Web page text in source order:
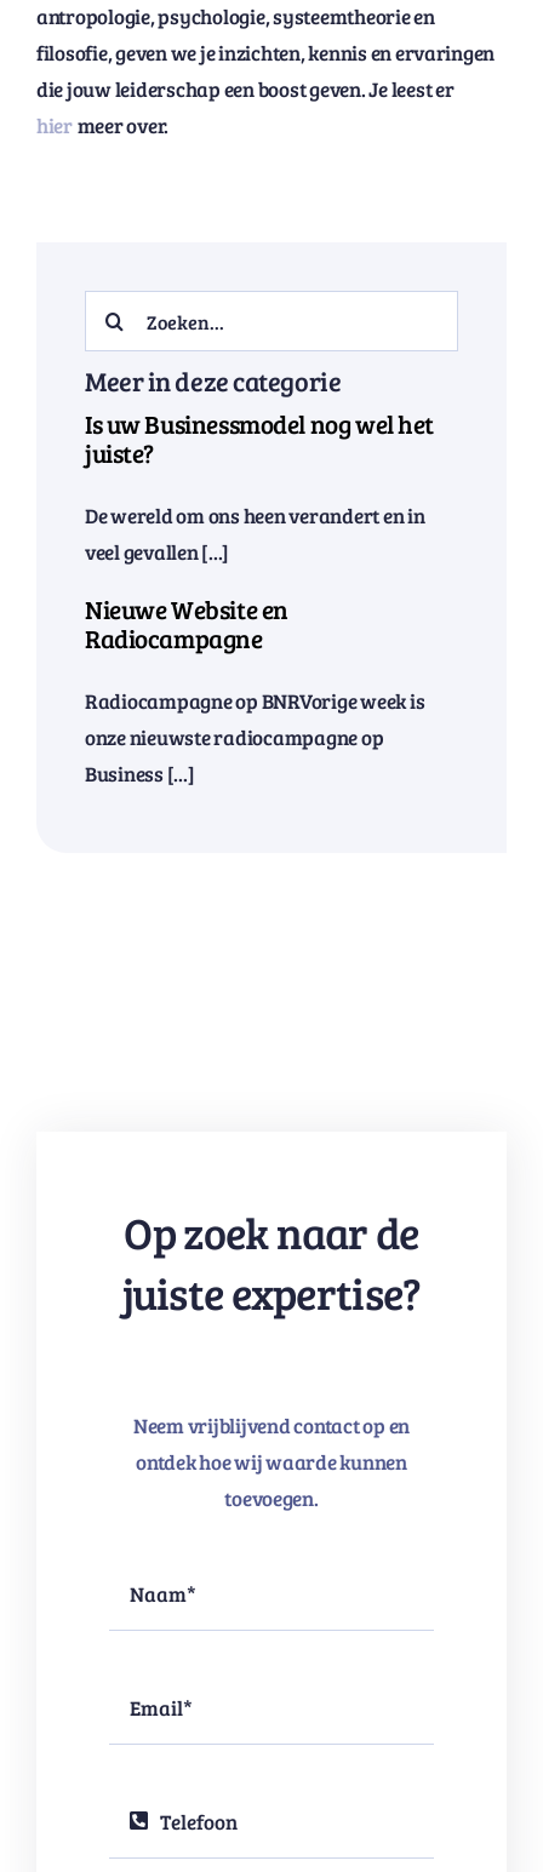
antropologie, psychologie, systeemtheorie en
filosofie, geven we je inzichten, kennis en ervaringen
die jouw leiderschap een boost geven. Je leest er
hiermeer over.
Search
for:
Meer in deze categorie
Is uw Businessmodel nog wel het
juiste?
De wereld om ons heen verandert en in
veel gevallen [...]
Nieuwe Website en
Radiocampagne
Radiocampagne op BNRVorige week is
onze nieuwste radiocampagne op
Business [...]
Op zoek naar de
juiste expertise?
Neem vrijblijvend contact op en
ontdek hoe wij waarde kunnen
toevoegen.